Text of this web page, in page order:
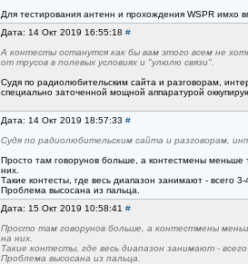
Для тестирования антенн и прохождения WSPR имхо
Дата: 14 Окт 2019 16:55:18 #
А контесты останутся как бы вам этого всем не
от трусов в полевых условиях и "улюлю связи".
Судя по радиолюбительским сайта и разговорам,
специально заточенной мощной аппаратурой
Дата: 14 Окт 2019 18:57:33 #
Судя по радиолюбительским сайта и разговорам,
Просто там говорунов больше, а контестмены
них.
Такие контесты, где весь диапазон занимают - всего
Проблема высосана из пальца.
Дата: 15 Окт 2019 10:58:41 #
Просто там говорунов больше, а контестмены
на них.
Такие контесты, где весь диапазон занимают -
Проблема высосана из пальца.